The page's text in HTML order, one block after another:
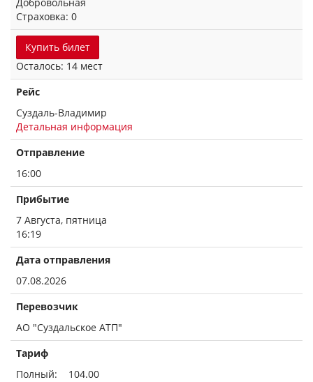
Страховка: 0
Купить билет
Осталось: 14 мест
Рейс
Суздаль-Владимир
Детальная информация
Отправление
16:00
Прибытие
7 Августа, пятница
16:19
Дата отправления
07.08.2026
Перевозчик
АО "Суздальское АТП"
Тариф
Полный: 104.00